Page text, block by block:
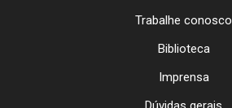
Trabalhe conosco
Biblioteca
Imprensa